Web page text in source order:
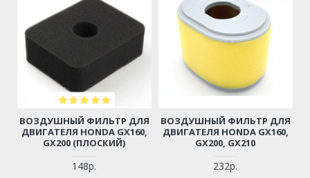
ВОЗДУШНЫЙ ФИЛЬТР ДЛЯ
ДВИГАТЕЛЯ HONDA GX160,
GX200 (ПЛОСКИЙ)
148р.
ВОЗДУШНЫЙ ФИЛЬТР ДЛЯ
ДВИГАТЕЛЯ HONDA GX160,
GX200, GX210
232р.